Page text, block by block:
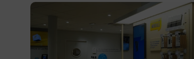
En savoir plus